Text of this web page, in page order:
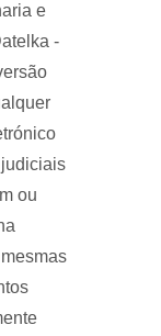
e
-
ou